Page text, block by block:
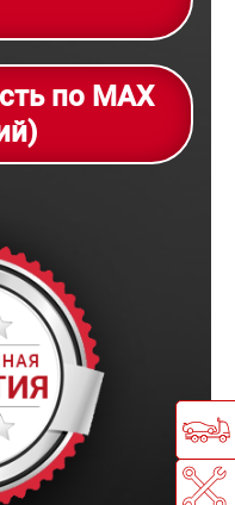
по MAX